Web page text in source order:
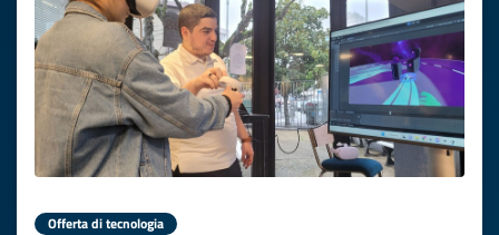
Offerta di tecnologia